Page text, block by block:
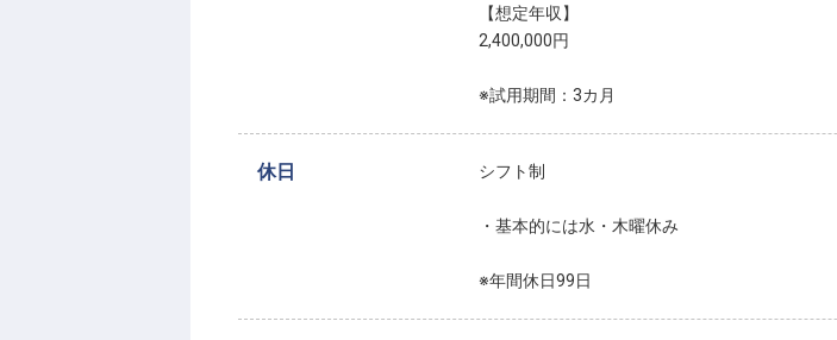
【想定年収】
2,400,000円
※試用期間：3カ月
休日 シフト制
・基本的には水・木曜休み
※年間休日99日